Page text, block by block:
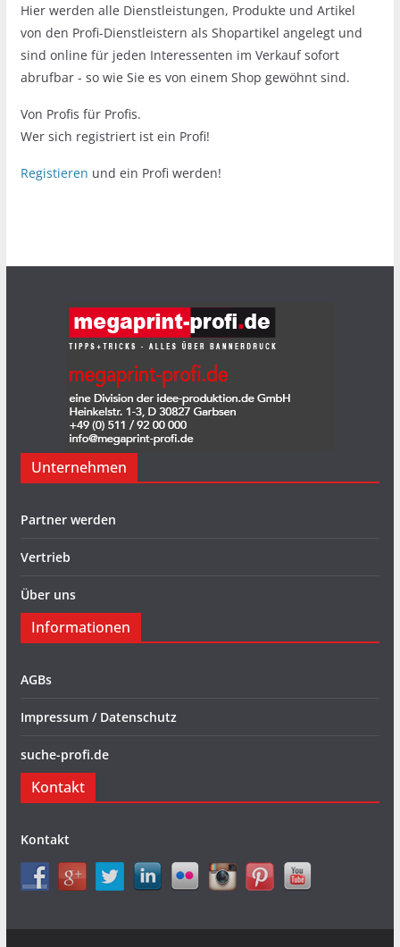
Hier werden alle Dienstleistungen, Produkte und Artikel
von den Profi-Dienstleistern als Shopartikel angelegt und
sind online für jeden Interessenten im Verkauf sofort
abrufbar - so wie Sie es von einem Shop gewöhnt sind.
Von Profis für Profis.
Wer sich registriert ist ein Profi!
Registieren und ein Profi werden!
Unternehmen
Partner werden
Vertrieb
Über uns
Informationen
AGBs
Impressum / Datenschutz
suche-profi.de
Kontakt
Kontakt